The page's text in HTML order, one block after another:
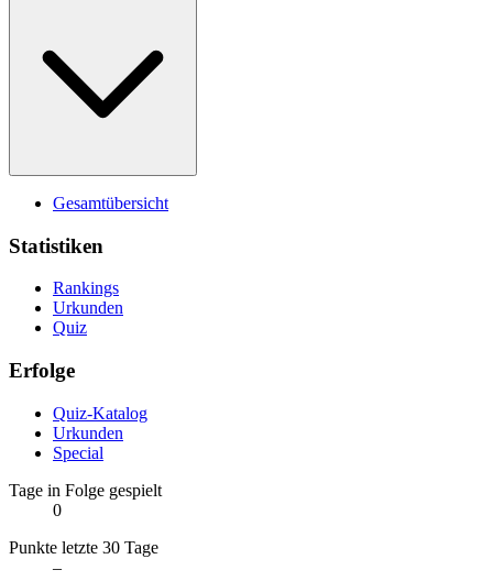
Gesamtübersicht
Statistiken
Rankings
Urkunden
Quiz
Erfolge
Quiz-Katalog
Urkunden
Special
Tage in Folge gespielt
0
Punkte letzte 30 Tage
–